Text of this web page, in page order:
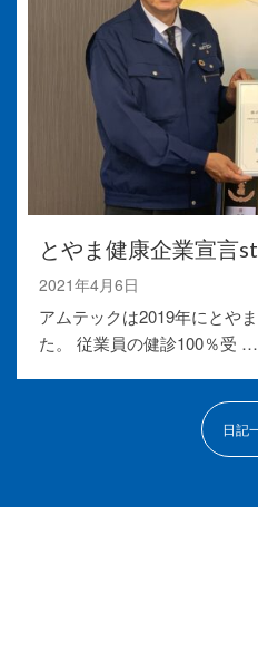
とやま健康企業宣言
2021年4月6日
アムテックは2019年にとや
た。 従業員の健診100％受 …
日記